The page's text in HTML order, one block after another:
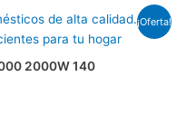
¡Oferta!
2000W 140